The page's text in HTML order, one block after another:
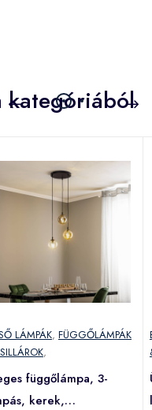
kategóriából
LÁMPÁK, FÜGGŐLÁMPÁK
,
függőlámpa, 3-
kerek,